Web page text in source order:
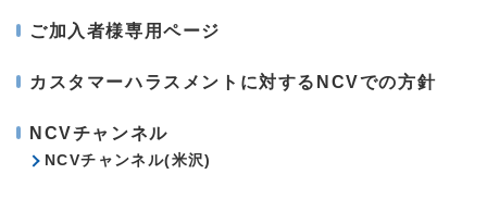
ご加入者様専用ページ
カスタマーハラスメントに対するNCVでの方針
NCVチャンネル
NCVチャンネル(米沢)